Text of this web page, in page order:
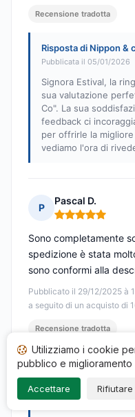
Recensione tradotta
Risposta di Nippon &
Pubblicata il 05/01/2026
Signora Estival, la
sua valutazione
Co". La sua
feedback ci
per offrirle la
vediamo l'ora di
P
Pascal D.
Nota: 5 su 5
Pubblicato il 29/12/2025 à
a seguito di un acquisto di
Sono completamente
spedizione è stata
sono conformi alla
Recensione tradotta
Risposta di Nippon &
Pubblicata il 05/01/2026
Buongiorno Pascal,
Utilizziamo i cookie
pubblico e
Accettare Rifiutare